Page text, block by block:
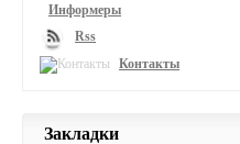
Информеры
Rss
Контакты
Закладки